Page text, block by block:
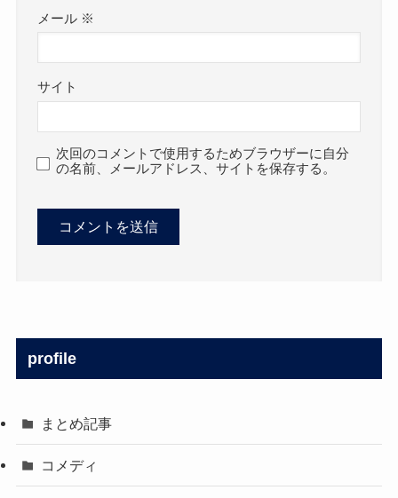
メール ※
サイト
次回のコメントで使用するためブラウザーに自分
の名前、メールアドレス、サイトを保存する。
profile
まとめ記事
コメディ